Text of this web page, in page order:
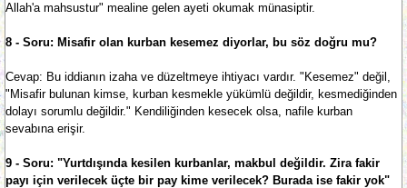
Allah'a mahsustur" mealine gelen ayeti okumak münasiptir.
8 - Soru: Misafir olan kurban kesemez diyorlar, bu söz doğru mu?
Cevap: Bu iddianın izaha ve düzeltmeye ihtiyacı vardır. "Kesemez" değil,
"Misafir bulunan kimse, kurban kesmekle yükümlü değildir, kesmediğinden
dolayı sorumlu değildir." Kendiliğinden kesecek olsa, nafile kurban
sevabına erişir.
9 - Soru: "Yurtdışında kesilen kurbanlar, makbul değildir. Zira fakir
payı için verilecek üçte bir pay kime verilecek? Burada ise fakir yok"